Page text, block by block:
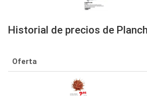
Historial de precios de
Oferta